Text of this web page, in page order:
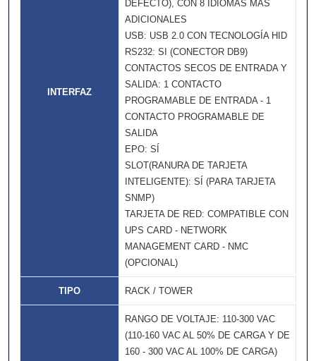
INTERFAZ
DEFECTO), CON 8 IDIOMAS MÁS
ADICIONALES
USB: USB 2.0 CON TECNOLOGÍA HID
RS232: SI (CONECTOR DB9)
CONTACTOS SECOS DE ENTRADA Y
SALIDA: 1 CONTACTO
PROGRAMABLE DE ENTRADA - 1
CONTACTO PROGRAMABLE DE
SALIDA
EPO: SÍ
SLOT(RANURA DE TARJETA
INTELIGENTE): SÍ (PARA TARJETA
SNMP)
TARJETA DE RED: COMPATIBLE CON
UPS CARD - NETWORK
MANAGEMENT CARD - NMC
(OPCIONAL)
TIPO RACK / TOWER
RANGO DE VOLTAJE: 110-300 VAC
(110-160 VAC AL 50% DE CARGA Y DE
160 - 300 VAC AL 100% DE CARGA)